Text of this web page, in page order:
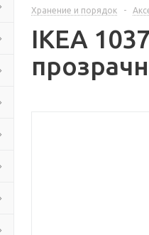
Хранение и порядок -
IKEA